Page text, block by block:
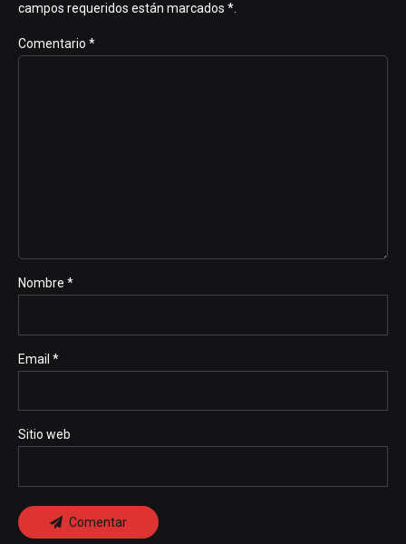
campos requeridos están marcados *.
Comentario *
Nombre *
Email *
Sitio web
Comentar